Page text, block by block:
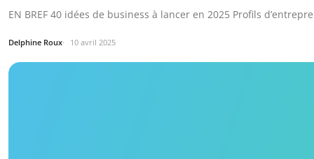
EN BREF 40 idées de business à lancer en 2025 Profils
Delphine Roux 10 avril 2025